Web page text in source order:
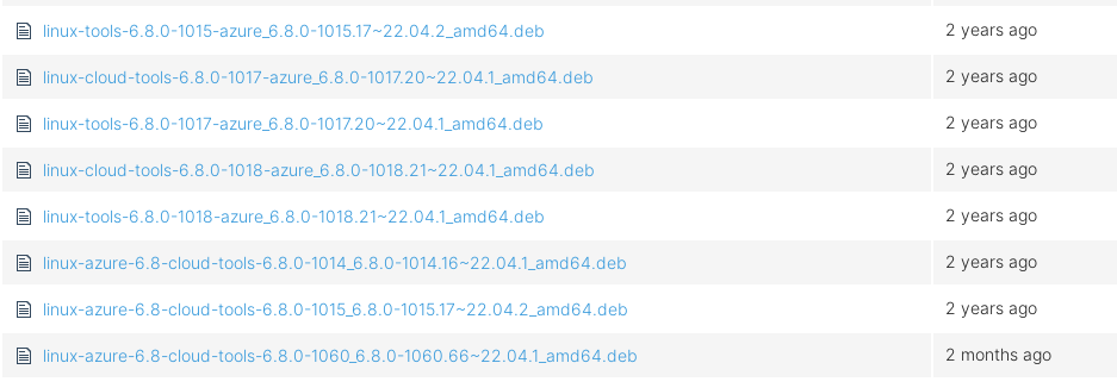
linux-tools-6.8.0-1015-azure_6.8.0-1015.17~22.04.2_amd64.deb 2 years ago
linux-cloud-tools-6.8.0-1017-azure_6.8.0-1017.20~22.04.1_amd64.deb 2 years ago
linux-tools-6.8.0-1017-azure_6.8.0-1017.20~22.04.1_amd64.deb 2 years ago
linux-cloud-tools-6.8.0-1018-azure_6.8.0-1018.21~22.04.1_amd64.deb 2 years ago
linux-tools-6.8.0-1018-azure_6.8.0-1018.21~22.04.1_amd64.deb 2 years ago
linux-azure-6.8-cloud-tools-6.8.0-1014_6.8.0-1014.16~22.04.1_amd64.deb 2 years ago
linux-azure-6.8-cloud-tools-6.8.0-1015_6.8.0-1015.17~22.04.2_amd64.deb 2 years ago
linux-azure-6.8-cloud-tools-6.8.0-1060_6.8.0-1060.66~22.04.1_amd64.deb 2 months ago